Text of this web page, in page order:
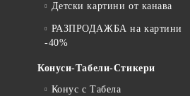
Детски картини от канава
РАЗПРОДАЖБА на картини
-40%
Конуси-Табели-Стикери
Конус с Табела